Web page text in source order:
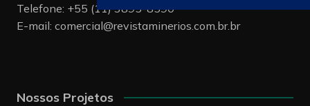
Telefone: +55 (11) 3895-8590
E-mail: comercial@revistaminerios.com.br.br
Nossos Projetos